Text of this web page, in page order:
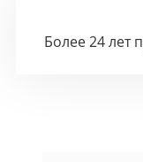
Более 24 лет